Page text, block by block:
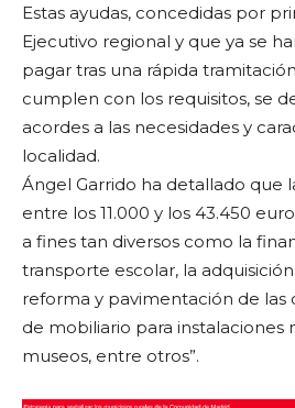
Estas ayudas, concedidas por
Ejecutivo regional y que ya se
pagar tras una rápida
cumplen con los requisitos, se
acordes a las necesidades y
localidad.
Ángel Garrido ha detallado que
entre los 11.000 y los 43.450
a fines tan diversos como la
transporte escolar, la
reforma y pavimentación de las
de mobiliario para instalaciones
museos, entre otros”.